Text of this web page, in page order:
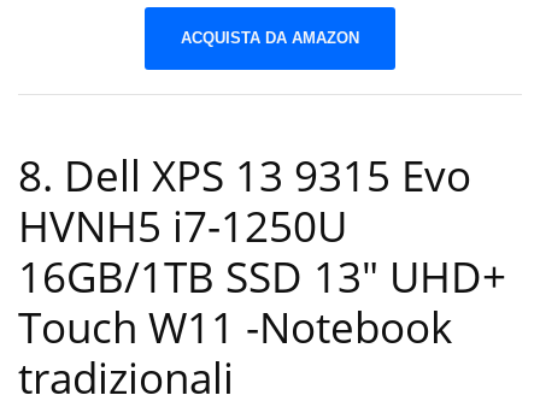
ACQUISTA DA AMAZON
8. Dell XPS 13 9315 Evo
HVNH5 i7-1250U
16GB/1TB SSD 13″ UHD+
Touch W11 -Notebook
tradizionali